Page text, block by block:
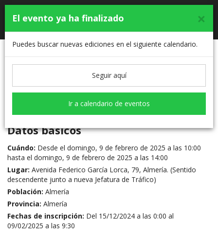
Almería "En Marcha Contra el Cáncer"
Toggle
Inscripciones cerradas
Mi inscripción
Datos básicos
Cuándo: Desde el domingo, 9 de febrero de 2025 a las 10:00
hasta el domingo, 9 de febrero de 2025 a las 14:00
Lugar: Avenida Federico García Lorca, 79, Almería. (Sentido
descendente junto a nueva Jefatura de Tráfico)
Población: Almería
Provincia: Almería
Fechas de inscripción: Del 15/12/2024 a las 0:00 al
09/02/2025 a las 9:30
×
El evento ya ha finalizado
Puedes buscar nuevas ediciones en el siguiente calendario.
Seguir aquí
Ir a calendario de eventos